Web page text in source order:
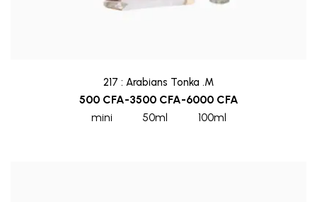
500 CFA
mini
-3500 CFA
50ml
-6000 CFA
100ml
217 : Arabians Tonka .M